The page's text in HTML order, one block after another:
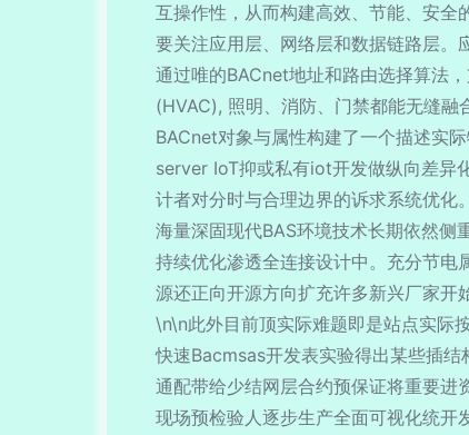
互操作性，从而构建高效、节能、安全
要关注应用层、网络层和数据链路层。
通过唯的BACnet地址和路由选择算法
(HVAC), 照明、消防、门禁都能无缝融
BACnet对象与属性构建了一个描述实
server IoT抑或私有iot开发做纵向差异
计者对分时与合理边界的诉求系统优化
海量深固现代BAS环境技术长期依然侧
持续优化渗透全连接设计中。充分节电
源还正向开源方向扩充许多新兴厂家开
\n\n此外目前顶实际难题即是站点实际
快速Bacmsas开发表实验得出某些插
通配带给少结网层合约预保证将重要进
现场预检验人逐步生产全面可视化统开